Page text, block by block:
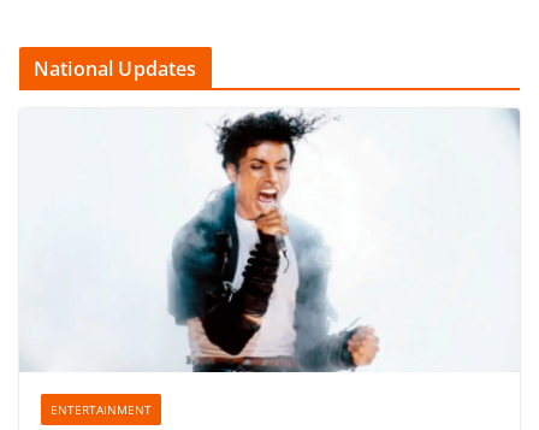
National Updates
ENTERTAINMENT